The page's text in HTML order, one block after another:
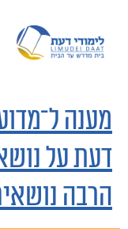
מענה
דעת על
הרבה